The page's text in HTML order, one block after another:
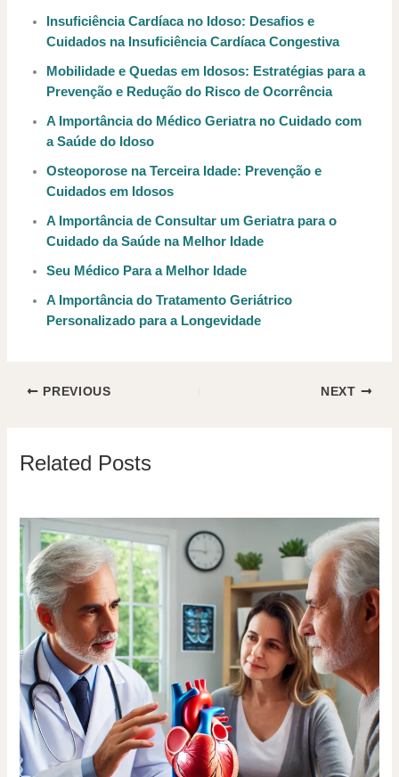
Insuficiência Cardíaca no Idoso: Desafios e
Cuidados na Insuficiência Cardíaca Congestiva
Mobilidade e Quedas em Idosos: Estratégias para a
Prevenção e Redução do Risco de Ocorrência
A Importância do Médico Geriatra no Cuidado com
a Saúde do Idoso
Osteoporose na Terceira Idade: Prevenção e
Cuidados em Idosos
A Importância de Consultar um Geriatra para o
Cuidado da Saúde na Melhor Idade
Seu Médico Para a Melhor Idade
A Importância do Tratamento Geriátrico
Personalizado para a Longevidade
PREVIOUS NEXT
Related Posts